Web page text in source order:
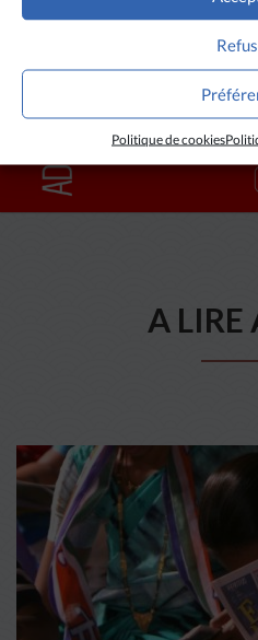
Politique de cookies
A LIRE